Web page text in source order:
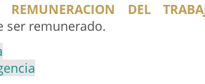
DEL
ser remunerado.